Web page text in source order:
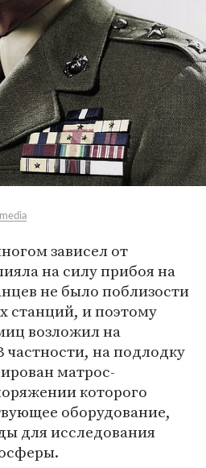
зависел от
на силу прибоя на
не было поблизости
станций, и поэтому
возложил на
на подлодку
матрос-
которого
оборудование,
для исследования